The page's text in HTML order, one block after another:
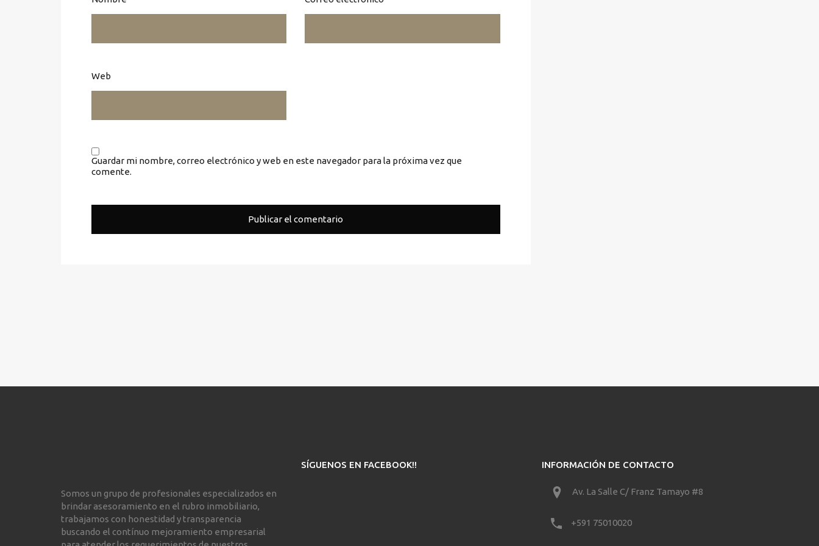
Web
Guardar mi nombre, correo electrónico y web en este navegador para la próxima vez que
comente.
Somos un grupo de profesionales especializados en
brindar asesoramiento en el rubro inmobiliario,
trabajamos con honestidad y transparencia
buscando el contínuo mejoramiento empresarial
SÍGUENOS EN FACEBOOK!! INFORMACIÓN DE CONTACTO
Av. La Salle C/ Franz Tamayo #8
+591 75010020